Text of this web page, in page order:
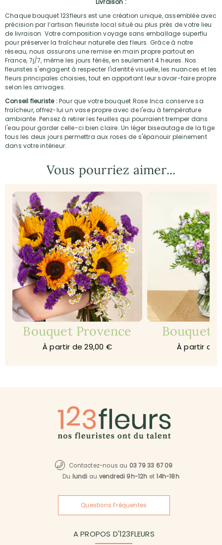
Livraison :
Chaque bouquet 123fleurs est une création unique, assemblée avec
précision par l’artisan fleuriste local situé au plus près de votre lieu
de livraison. Votre composition voyage sans emballage superflu
pour préserver la fraîcheur naturelle des fleurs. Grâce à notre
réseau, nous assurons une remise en main propre partout en
France, 7j/7, même les jours fériés, en seulement 4 heures. Nos
fleuristes s'engagent à respecter l'identité visuelle, les nuances et les
fleurs principales choisies, tout en apportant leur savoir-faire propre
selon les arrivages.
Conseil fleuriste :Pour que votre bouquet Rose Inca conserve sa
fraîcheur, offrez-lui un vase propre avec de l'eau à température
ambiante. Pensez à retirer les feuilles qui pourraient tremper dans
l'eau pour garder celle-ci bien claire. Un léger biseautage de la tige
tous les deux jours permettra aux roses de s'épanouir pleinement
dans votre intérieur.
Vous pourriez aimer...
Bouquet Provence
À partir de 29,00 €
Bouquet
À partir de
Contactez-nous au 03 79 33 67 09
Du lundi au vendredi 9h-12h et14h-18h
Questions Fréquentes
A PROPOS D'123FLEURS